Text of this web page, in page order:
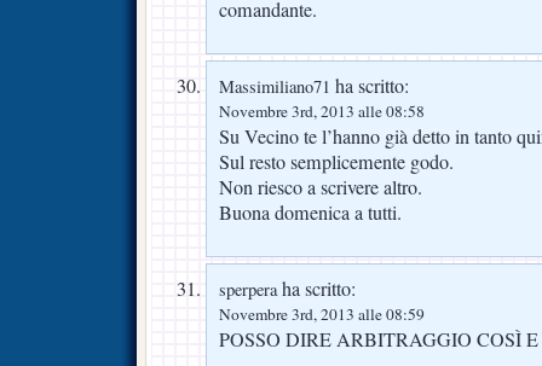
comandante.
Massimiliano71 ha scritto:
Novembre 3rd, 2013 alle 08:58
Su Vecino te l’hanno già detto in tanto
Sul resto semplicemente godo.
Non riesco a scrivere altro.
Buona domenica a tutti.
sperperaha scritto:
Novembre 3rd, 2013 alle 08:59
POSSO DIRE ARBITRAGGIO COSÌ E